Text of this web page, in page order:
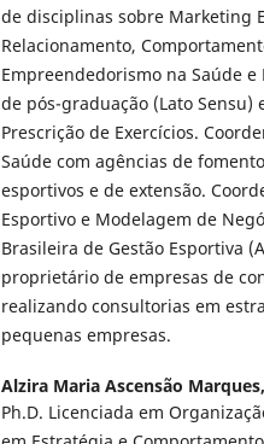
de disciplinas sobre Marketing
Relacionamento,
Empreendedorismo na Saúde
de pós-graduação (Lato Sensu)
Prescrição de Exercícios.
Saúde com agências de
esportivos e de extensão.
Esportivo e Modelagem de
Brasileira de Gestão Esportiva
proprietário de empresas de
realizando consultorias em
pequenas empresas.
Alzira Maria Ascensão Marques,
Ph.D. Licenciada em